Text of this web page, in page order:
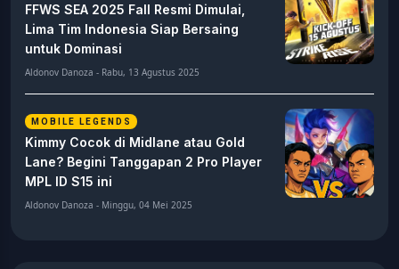
FFWS SEA 2025 Fall Resmi Dimulai,
Lima Tim Indonesia Siap Bersaing
untuk Dominasi
Aldonov Danoza - Rabu, 13 Agustus 2025
MOBILE LEGENDS
Kimmy Cocok di Midlane atau Gold
Lane? Begini Tanggapan 2 Pro Player
MPL ID S15 ini
Aldonov Danoza - Minggu, 04 Mei 2025